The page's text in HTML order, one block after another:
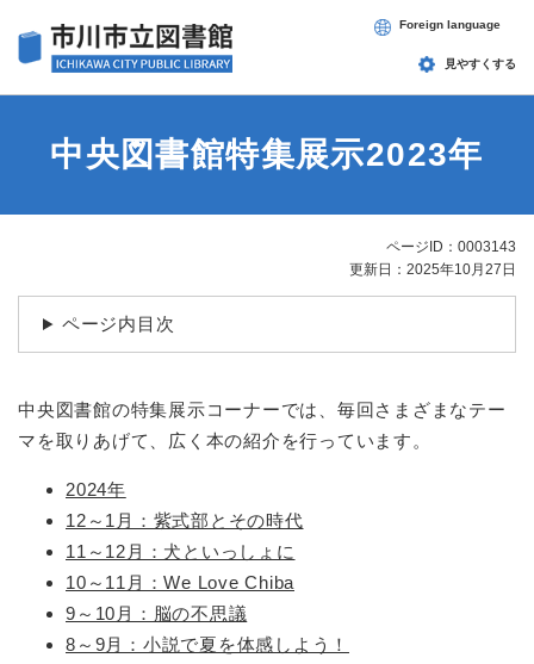
。
見やすくする
Foreign language
中央図書館特集展示2023年
ページID：0003143
更新日：2025年10月27日
ページ内目次
中央図書館の特集展示コーナーでは、毎回さまざまなテー
マを取りあげて、広く本の紹介を行っています。
2024年
12～1月：紫式部とその時代
11～12月：犬といっしょに
10～11月：We Love Chiba
9～10月：脳の不思議
8～9月：小説で夏を体感しよう！